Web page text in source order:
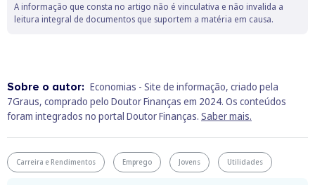
A informação que consta no artigo não é vinculativa e não invalida a
leitura integral de documentos que suportem a matéria em causa.
Sobre o autor: Economias - Site de informação, criado pela
7Graus, comprado pelo Doutor Finanças em 2024. Os conteúdos
foram integrados no portal Doutor Finanças. Saber mais.
Carreira e Rendimentos Emprego Jovens Utilidades